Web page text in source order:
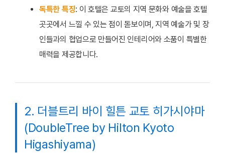
독특한 특징: 이 호텔은 교토의 지역 문화와 예술을 호텔
곳곳에서 느낄 수 있는 점이 돋보이며, 지역 예술가 및 장
인들과의 협업으로 만들어진 인테리어와 소품이 특별한
매력을 제공합니다.
2. 더블트리 바이 힐튼 교토 히가시야마
(DoubleTree by Hilton Kyoto
Higashiyama)